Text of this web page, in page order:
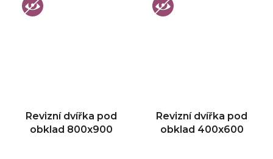
Revizní dvířka pod
obklad 800x900
Revizní dvířka pod
obklad 400x600